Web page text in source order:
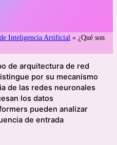
Inteligencia Artificial » ¿Qué son
de arquitectura de red
por su mecanismo
de las redes neuronales
los datos
pueden analizar
de entrada